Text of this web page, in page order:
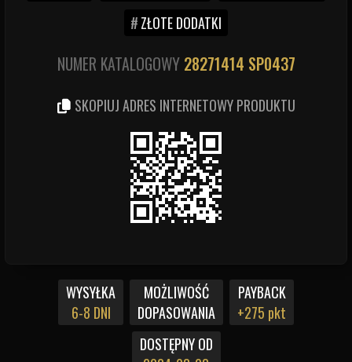
WYSYŁKA
6-8 DNI
MOŻLIWOŚĆ
DOPASOWANIA
PAYBACK
+275 pkt
DOSTĘPNY OD
ZŁOTE DODATKI
NUMER KATALOGOWY 28271414 SP0437
SKOPIUJ ADRES INTERNETOWY PRODUKTU